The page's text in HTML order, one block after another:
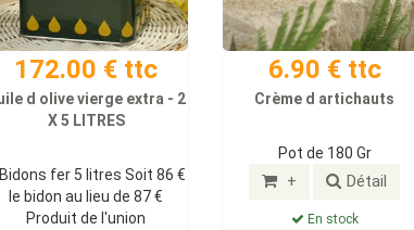
172.00 € ttc
d olive vierge extra - 2
X 5 LITRES
fer 5 litres Soit 86 €
le bidon au lieu de 87 €
Produit de l'union
6.90 € ttc
Crème d artichauts
Pot de 180 Gr
+ Détail
En stock